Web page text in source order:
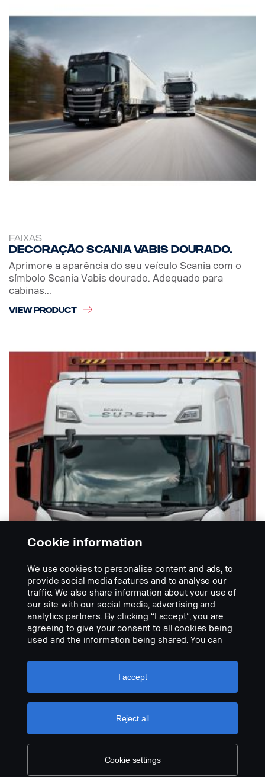
FAIXAS
Decoração Scania Vabis dourado.
Aprimore a aparência do seu veículo Scania com o
símbolo Scania Vabis dourado. Adequado para
cabinas...
VIEW PRODUCT
FAIXAS
Adesivo Super
O adesivo Super é um complemento para os veículos
Super e faz parte do lançamento da personalização
PRIVACY STATEMENT
Cookie information
We use cookies to personalise content and ads, to
provide social media features and to analyse our
traffic. We also share information about your use of
our site with our social media, advertising and
analytics partners. By clicking “I accept”, you are
agreeing to give your consent to all cookies being
used and the information being shared. You can
settings” and selecting the categories you’d like to
accept. For a more detailed explanation of how we
Cookie settings
Reject all
I accept